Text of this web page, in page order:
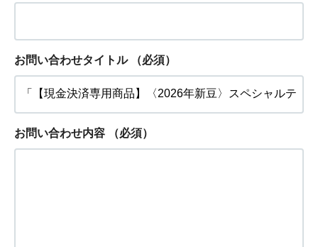
お問い合わせタイトル （必須）
お問い合わせ内容 （必須）